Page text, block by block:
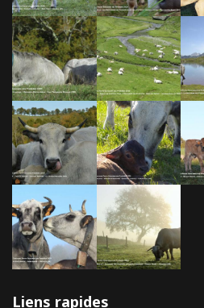
Liens rapides